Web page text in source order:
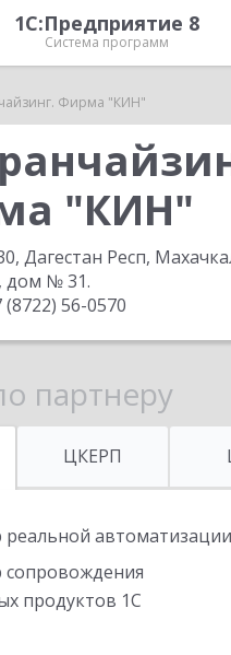
1С:Предприятие 8
Система программ
Фирма "КИН"
"КИН"
Дагестан Респ,
дом № 31.
(8722) 56-0570
партнеру
ЦКЕРП
реальной автоматизации
сопровождения
продуктов 1С